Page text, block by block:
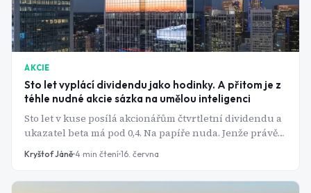
AKCIE
Sto let vyplácí dividendu jako hodinky. A přitom je z
téhle nudné akcie sázka na umělou inteligenci
Sto let v kuse posílá akcionářům čtvrtletní dividendu a
ukazatel beta má pod 0,4. Na papíře nuda. Jenže právě
tahle regulovaná utilita se mezitím proměnila v jednu
z nejpřímějších sázek na boom kolem AI. Jak to jde
Kryštof Jáně 4 min čtení 16. června